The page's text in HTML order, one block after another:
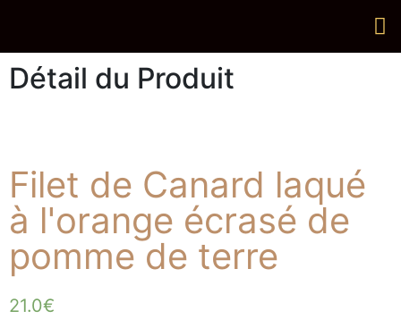
Détail du Produit
Filet de Canard laqué
à l'orange écrasé de
pomme de terre
21.0€